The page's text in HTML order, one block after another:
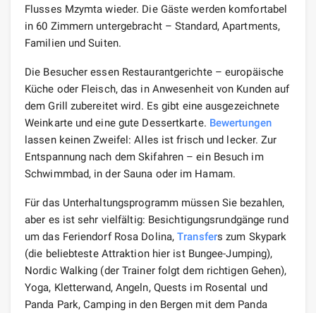
Flusses Mzymta wieder. Die Gäste werden komfortabel
in 60 Zimmern untergebracht – Standard, Apartments,
Familien und Suiten.
Die Besucher essen Restaurantgerichte – europäische
Küche oder Fleisch, das in Anwesenheit von Kunden auf
dem Grill zubereitet wird. Es gibt eine ausgezeichnete
Weinkarte und eine gute Dessertkarte. Bewertungen
lassen keinen Zweifel: Alles ist frisch und lecker. Zur
Entspannung nach dem Skifahren – ein Besuch im
Schwimmbad, in der Sauna oder im Hamam.
Für das Unterhaltungsprogramm müssen Sie bezahlen,
aber es ist sehr vielfältig: Besichtigungsrundgänge rund
um das Feriendorf Rosa Dolina,Transfers zum Skypark
(die beliebteste Attraktion hier ist Bungee-Jumping),
Nordic Walking (der Trainer folgt dem richtigen Gehen),
Yoga, Kletterwand, Angeln, Quests im Rosental und
Panda Park, Camping in den Bergen mit dem Panda